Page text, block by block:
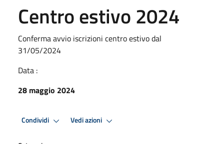
Centro estivo 2024
Conferma avvio iscrizioni centro estivo dal
31/05/2024
Data :
28 maggio 2024
Condividi Vedi azioni